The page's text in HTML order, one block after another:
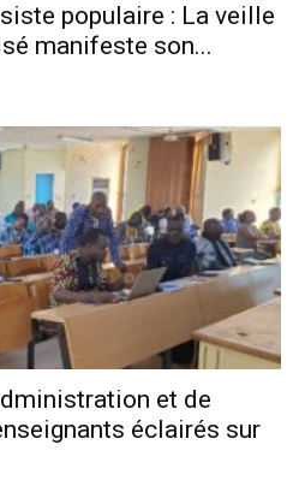
populaire : La veille
manifeste son...
et de
éclairés sur